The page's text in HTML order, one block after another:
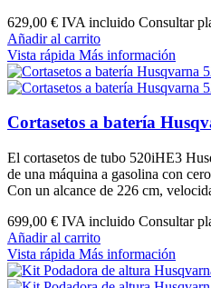
629,00 € IVA incluido Consultar
Añadir al carrito
Vista rápida Más información
Cortasetos a batería
El cortasetos de tubo 520iHE3
de una máquina a gasolina con
Con un alcance de 226 cm,
699,00 € IVA incluido Consultar
Añadir al carrito
Vista rápida Más información